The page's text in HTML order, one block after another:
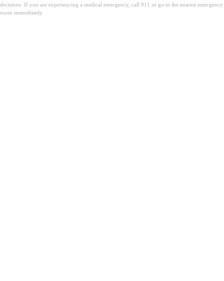
decisions. If you are experiencing a medical emergency, call 911 or go to the nearest emergency
room immediately.